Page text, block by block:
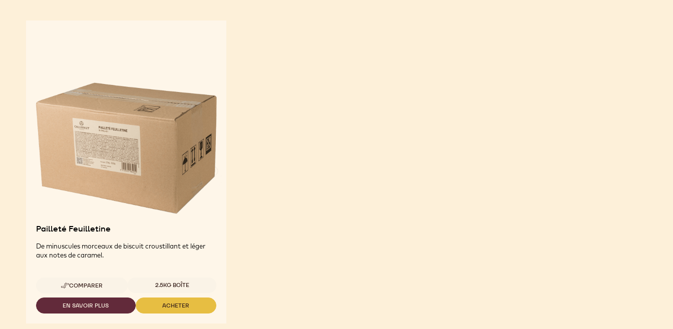
Pailleté Feuilletine
De minuscules morceaux de biscuit croustillant et léger
aux notes de caramel.
COMPARER
-
PAILLETÉ
FEUILLETINE
Tailles disponibles
2.5KG BOÎTE
EN SAVOIR PLUS
-
ACHETER
-